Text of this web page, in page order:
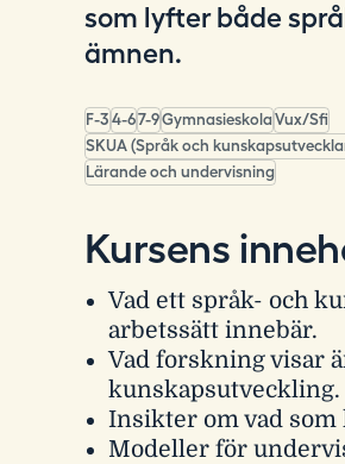
som lyfter både
ämnen.
F-3 4-67-9GymnasieskolaVux/Sfi
SKUA (Språk och
Lärande och undervisning
Kursens
Vad ett språk- och
arbetssätt innebär.
Vad forskning visar
kunskapsutveckling.
Insikter om vad som
Modeller för